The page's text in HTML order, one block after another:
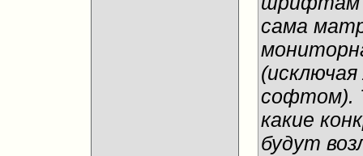
сама
софтом).
какие
будут